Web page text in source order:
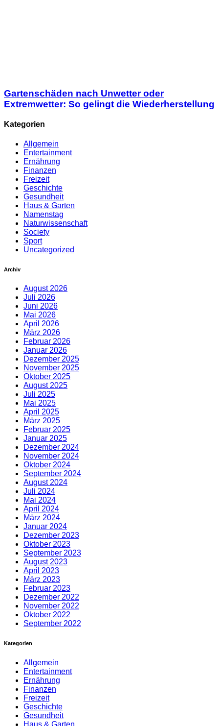
Gartenschäden nach Unwetter oder
Extremwetter: So gelingt die Wiederherstellung
Kategorien
Allgemein
Entertainment
Ernährung
Finanzen
Freizeit
Geschichte
Gesundheit
Haus & Garten
Namenstag
Naturwissenschaft
Society
Sport
Uncategorized
Archiv
August 2026
Juli 2026
Juni 2026
Mai 2026
April 2026
März 2026
Februar 2026
Januar 2026
Dezember 2025
November 2025
Oktober 2025
August 2025
Juli 2025
Mai 2025
April 2025
März 2025
Februar 2025
Januar 2025
Dezember 2024
November 2024
Oktober 2024
September 2024
August 2024
Juli 2024
Mai 2024
April 2024
März 2024
Januar 2024
Dezember 2023
Oktober 2023
September 2023
August 2023
April 2023
März 2023
Februar 2023
Dezember 2022
November 2022
Oktober 2022
September 2022
Kategorien
Allgemein
Entertainment
Ernährung
Finanzen
Freizeit
Geschichte
Gesundheit